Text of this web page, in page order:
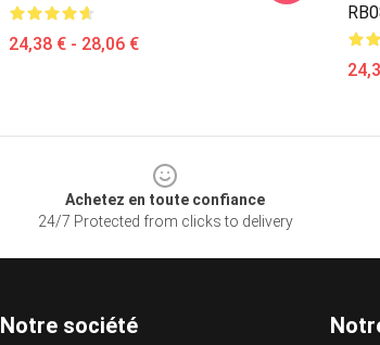
24,38 € - 28,06 €
Achetez en toute confiance
24/7 Protected from clicks to delivery
Notre société